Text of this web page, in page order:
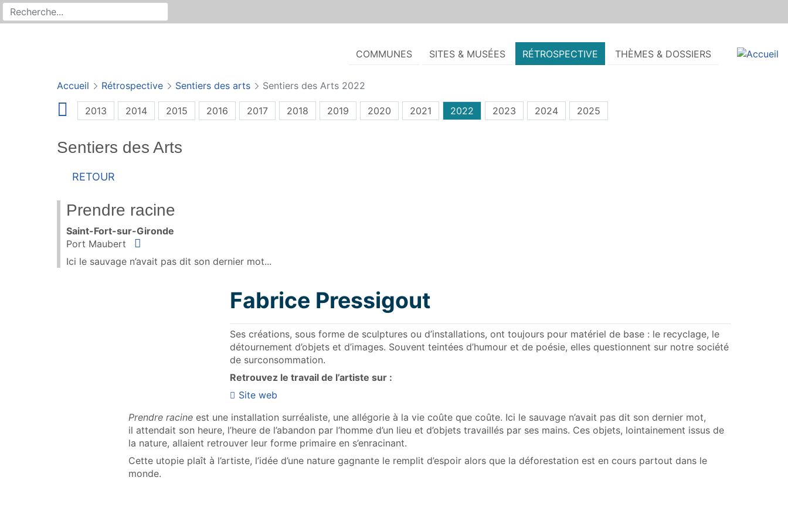
Recherche sur le site
Rechercher
COMMUNES SITES & MUSÉES RÉTROSPECTIVE THÈMES & DOSSIERS
Accueil Rétrospective Sentiers des arts Sentiers des Arts 2022
2013 2014 2015 2016 2017 2018 2019 2020 2021 2022 2023 2024 2025
Sentiers des Arts
Retour
Prendre racine
Saint-Fort-sur-Gironde
Port Maubert
Situer
Ici le sauvage n’avait pas dit son dernier mot...
Fabrice Pressigout
Ses créations, sous forme de sculptures ou d’installations, ont toujours pour matériel de base : le recyclage, le
détournement d’objets et d’images. Souvent teintées d’humour et de poésie, elles questionnent sur notre société
de surconsommation.
Retrouvez le travail de l’artiste sur :
Site web
Prendre racine est une installation surréaliste, une allégorie à la vie coûte que coûte. Ici le sauvage n’avait pas dit son dernier mot,
il attendait son heure, l’heure de l’abandon par l’homme d’un lieu et d’objets travaillés par ses mains. Ces objets, lointainement issus de
la nature, allaient retrouver leur forme primaire en s’enracinant.
Cette utopie plaît à l’artiste, l’idée d’une nature gagnante le remplit d’espoir alors que la déforestation est en cours partout dans le
monde.